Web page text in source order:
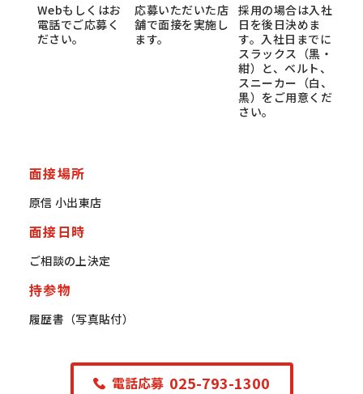
Webもしくはお
電話でご応募く
ださい。
応募いただいた店
舗で面接を実施し
ます。
採用の場合は入社
日を後日決めま
す。入社日までに
スラックス（黒・
紺）と、ベルト、
スニーカー（白、
黒）をご用意くだ
さい。
面接場所
原信 小出東店
面接日時
ご相談の上決定
持参物
履歴書（写真貼付）
電話応募 025-793-1300